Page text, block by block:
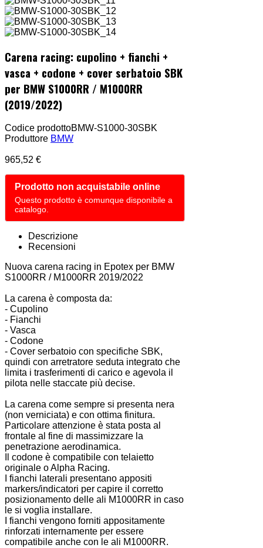
Carena racing: cupolino + fianchi +
vasca + codone + cover serbatoio SBK
per BMW S1000RR / M1000RR
(2019/2022)
Codice prodottoBMW-S1000-30SBK
Produttore BMW
965,52 €
Prodotto non acquistabile online
Questo prodotto è comunque disponibile a
catalogo.
Descrizione
Recensioni
Nuova carena racing in Epotex per BMW
S1000RR / M1000RR 2019/2022
La carena è composta da:
- Cupolino
- Fianchi
- Vasca
- Codone
- Cover serbatoio con specifiche SBK,
quindi con arretratore seduta integrato che
limita i trasferimenti di carico e agevola il
pilota nelle staccate più decise.
La carena come sempre si presenta nera
(non verniciata) e con ottima finitura.
Particolare attenzione è stata posta al
frontale al fine di massimizzare la
penetrazione aerodinamica.
Il codone è compatibile con telaietto
originale o Alpha Racing.
I fianchi laterali presentano appositi
markers/indicatori per capire il corretto
posizionamento delle ali M1000RR in caso
le si voglia installare.
I fianchi vengono forniti appositamente
rinforzati internamente per essere
compatibile anche con le ali M1000RR.